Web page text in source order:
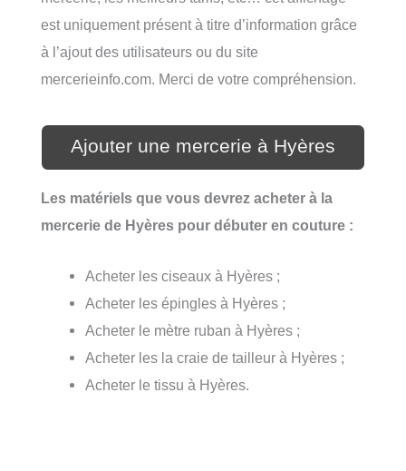
est uniquement présent à titre d’information grâce
à l’ajout des utilisateurs ou du site
mercerieinfo.com. Merci de votre compréhension.
Ajouter une mercerie à Hyères
Les matériels que vous devrez acheter à la
mercerie de Hyères pour débuter en couture :
Acheter les ciseaux à Hyères ;
Acheter les épingles à Hyères ;
Acheter le mètre ruban à Hyères ;
Acheter les la craie de tailleur à Hyères ;
Acheter le tissu à Hyères.